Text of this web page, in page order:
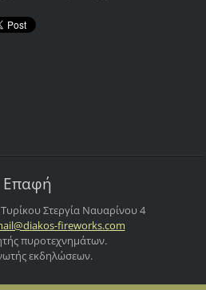
Επαφή
Τυρίκου Στεργία Ναυαρίνου 4
akos-fireworks.com
πυροτεχνημάτων.
εκδηλώσεων.